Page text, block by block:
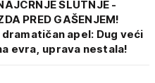
SLUTNJE -
PRED GAŠENJEM!
apel: Dug veći
evra, uprava nestala!